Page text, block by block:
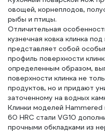
овощей, корнеплодов,
рыбы и птицы.
Отличительная
кузнечная ковка клинка
представляет собой
профиль поверхности
определенным образом,
поверхности клинка не
продуктов, но и придают
заточенному на водных
Клинки моделей Hammered
60 HRC стали VG10
прочными обкладками из